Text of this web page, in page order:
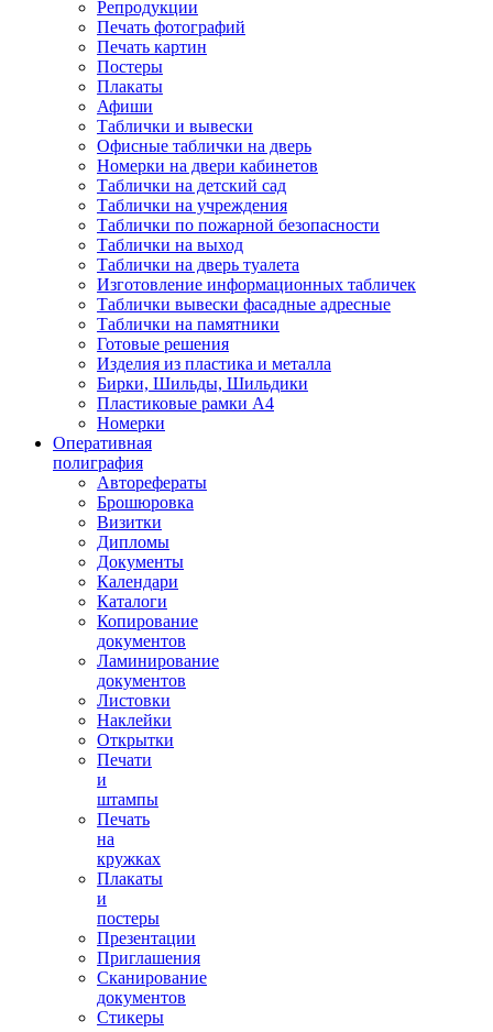
Репродукции
Печать фотографий
Печать картин
Постеры
Плакаты
Афиши
Таблички и вывески
Офисные таблички на дверь
Номерки на двери кабинетов
Таблички на детский сад
Таблички на учреждения
Таблички по пожарной безопасности
Таблички на выход
Таблички на дверь туалета
Изготовление информационных табличек
Таблички вывески фасадные адресные
Таблички на памятники
Готовые решения
Изделия из пластика и металла
Бирки, Шильды, Шильдики
Пластиковые рамки А4
Номерки
Оперативная
полиграфия
Авторефераты
Брошюровка
Визитки
Дипломы
Документы
Календари
Каталоги
Копирование
документов
Ламинирование
документов
Листовки
Наклейки
Открытки
Печати
и
штампы
Печать
на
кружках
Плакаты
и
постеры
Презентации
Приглашения
Сканирование
документов
Стикеры